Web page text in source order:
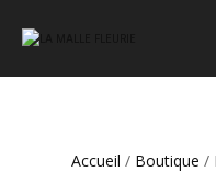
Accueil / Boutique /